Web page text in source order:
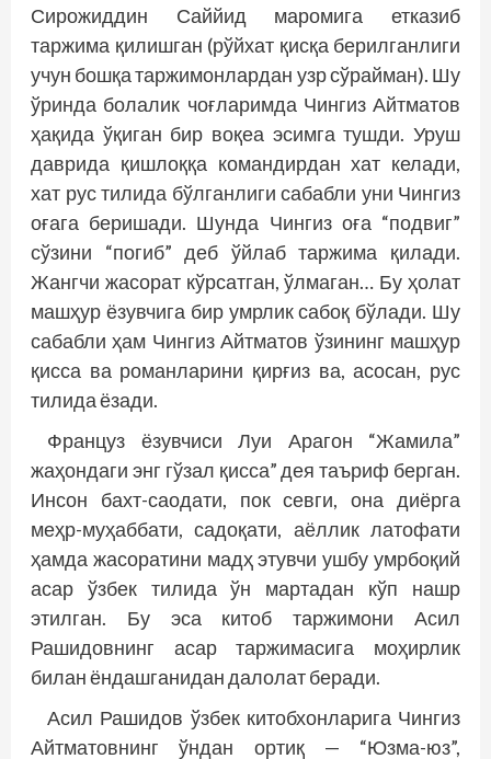
Сирожиддин Саййид маромига етказиб
таржима қилишган (рўйхат қисқа берилганлиги
учун бошқа таржимонлардан узр сўрайман). Шу
ўринда болалик чоғларимда Чингиз Айтматов
ҳақида ўқиган бир воқеа эсимга тушди. Уруш
даврида қишлоққа командирдан хат келади,
хат рус тилида бўлганлиги сабабли уни Чингиз
оғага беришади. Шунда Чингиз оға “подвиг”
сўзини “погиб” деб ўйлаб таржима қилади.
Жангчи жасорат кўрсатган, ўлмаган… Бу ҳолат
машҳур ёзувчига бир умрлик сабоқ бўлади. Шу
сабабли ҳам Чингиз Айтматов ўзининг машҳур
қисса ва романларини қирғиз ва, асосан, рус
тилида ёзади.
Француз ёзувчиси Луи Арагон “Жамила”
жаҳондаги энг гўзал қисса” дея таъриф берган.
Инсон бахт-саодати, пок севги, она диёрга
меҳр-муҳаббати, садоқати, аёллик латофати
ҳамда жасоратини мадҳ этувчи ушбу умрбоқий
асар ўзбек тилида ўн мартадан кўп нашр
этилган. Бу эса китоб таржимони Асил
Рашидовнинг асар таржимасига моҳирлик
билан ёндашганидан далолат беради.
Асил Рашидов ўзбек китобхонларига Чингиз
Айтматовнинг ўндан ортиқ — “Юзма-юз”,